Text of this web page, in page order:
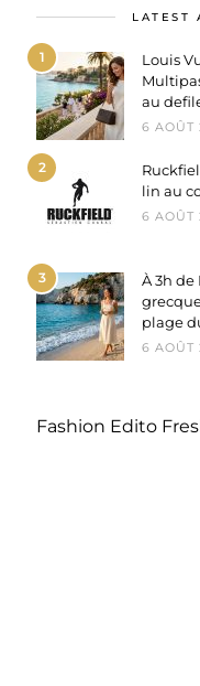
LATEST
1
Louis
au
6 AOÛT
2
lin au
6 AOÛT
3
À 3h de
plage
6 AOÛT
Fashion Edito